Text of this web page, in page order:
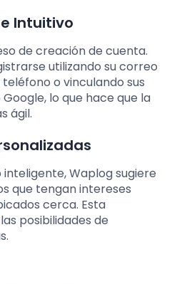
Intuitivo
de creación de cuenta.
utilizando su correo
o vinculando sus
lo que hace que la
ágil.
Waplog sugiere
que tengan intereses
cerca. Esta
posibilidades de